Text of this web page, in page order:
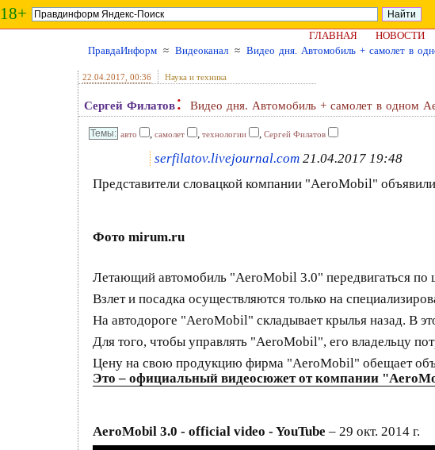
18+
ГЛАВНАЯ
НОВОСТИ
ПравдаИнформ ≈ Видеоканал ≈ Видео дня. Автомобиль + самолет в
22.04.2017 , 00:36 Наука и техника
Сергей Филатов: Видео дня. Автомобиль + самолет в одном
авто , самолет , технологии , Сергей Филатов
serfilatov.livejournal.com 21.04.2017 19:48
Представители словацкой компании "AeroMobil"
Фото mirum.ru
Летающий автомобиль "AeroMobil 3.0" передвигаться по
Взлет и посадка осуществляются только на
На автодороге "AeroMobil" складывает крылья назад. В
Для того, чтобы управлять "AeroMobil", его владельцу
Цену на свою продукцию фирма "AeroMobil" обещает
Это – официальный видеосюжет от компании
AeroMobil 3.0 - official video - YouTube – 29 окт. 2014 г.